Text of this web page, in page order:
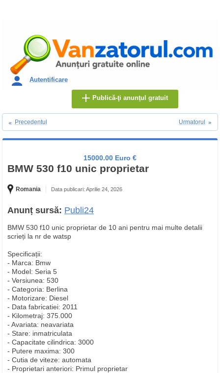
Autentificare
Publică-ţi anunţul gratuit
Precedentul Urmatorul
15000.00 Euro €
BMW 530 f10 unic proprietar
Romania Data publicari: Aprilie 24, 2026
Anunț sursă: Publi24
BMW 530 f10 unic proprietar de 10 ani pentru mai multe detalii
scrieți la nr de watsp
Specificații:
- Marca: Bmw
- Model: Seria 5
- Versiunea: 530
- Categoria: Berlina
- Motorizare: Diesel
- Data fabricatiei: 2011
- Kilometraj: 375.000
- Avariata: neavariata
- Stare: inmatriculata
- Capacitate cilindrica: 3000
- Putere maxima: 300
- Cutia de viteze: automata
- Proprietari anteriori: Primul proprietar